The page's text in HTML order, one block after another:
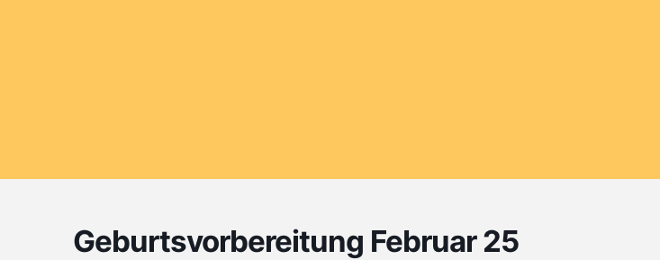
Geburtsvorbereitung Februar 25